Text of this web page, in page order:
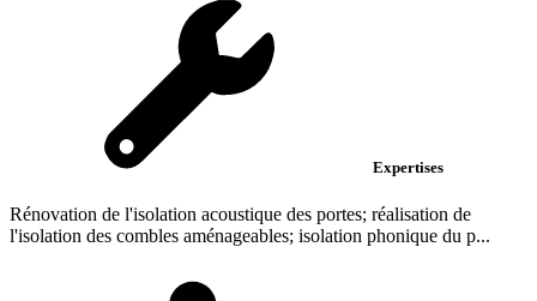
Expertises
Rénovation de l'isolation acoustique des portes; réalisation de
l'isolation des combles aménageables; isolation phonique du p...